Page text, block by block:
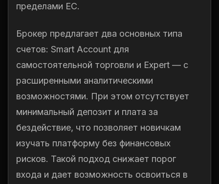
пределами ЕС.
Брокер предлагает два основных типа
счетов: Smart Account для
самостоятельной торговли и Expert — с
расширенными аналитическими
возможностями. При этом отсутствует
минимальный депозит и плата за
бездействие, что позволяет новичкам
изучать платформу без финансовых
рисков. Такой подход снижает порог
входа и дает возможность освоиться в